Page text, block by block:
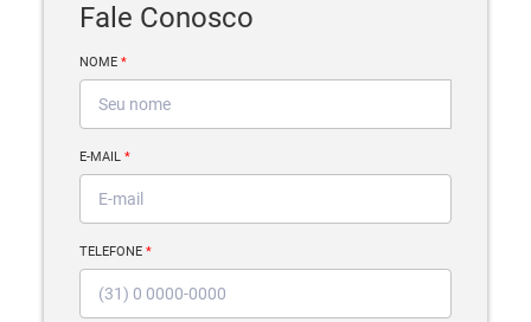
Fale Conosco
NOME*
E-MAIL*
TELEFONE*